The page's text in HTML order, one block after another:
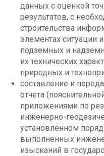
данных с оценкой
результатов, с
строительства
элементах ситуации
подземных и
их технических
природных и
составление и
отчета
приложениями по
инженерно-
установленном
выполненных
изысканий в